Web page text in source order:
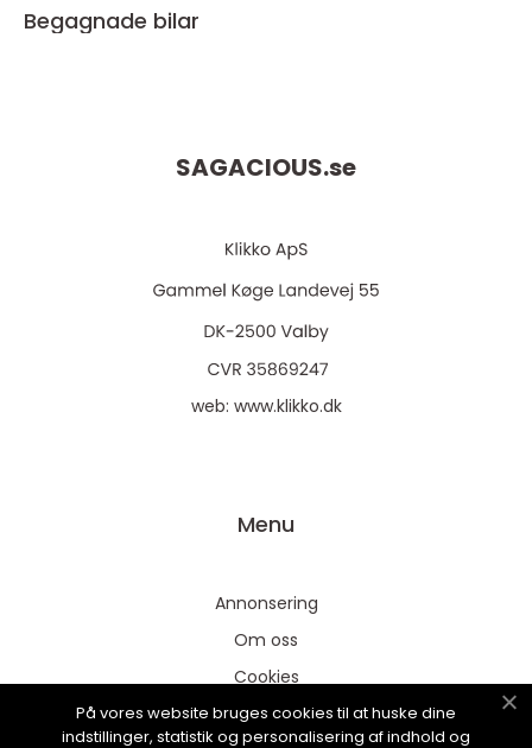
Begagnade bilar
SAGACIOUS.se
web: www.klikko.dk
Menu
Annonsering
Om oss
Cookies
Kontakta oss
På vores website bruges cookies til at huske dine
indstillinger, statistik og personalisering af indhold og